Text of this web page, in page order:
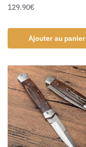
129.90€
Ajouter au panier